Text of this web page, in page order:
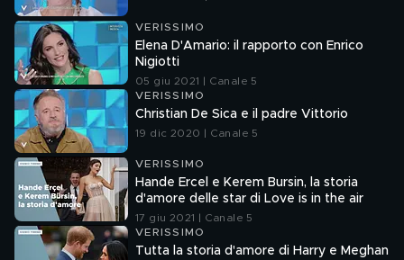
VERISSIMO
Elena D'Amario: il rapporto con Enrico
Nigiotti
05 giu 2021 | Canale 5
VERISSIMO
Christian De Sica e il padre Vittorio
19 dic 2020 | Canale 5
VERISSIMO
Hande Ercel e Kerem Bursin, la storia
d'amore delle star di Love is in the air
17 giu 2021 | Canale 5
VERISSIMO
Tutta la storia d'amore di Harry e Meghan